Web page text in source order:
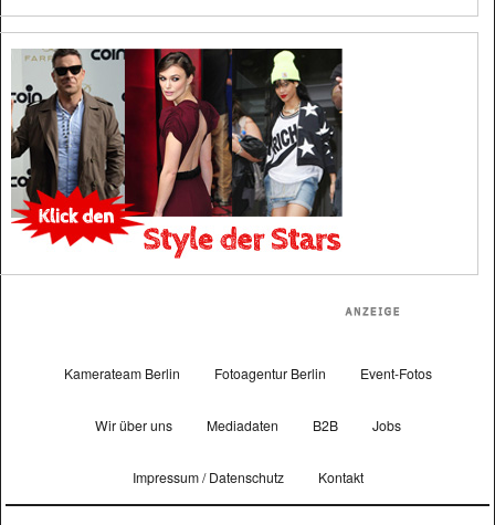
Kamerateam Berlin Fotoagentur Berlin Event-Fotos
Wir über uns Mediadaten B2B Jobs
Impressum / Datenschutz Kontakt